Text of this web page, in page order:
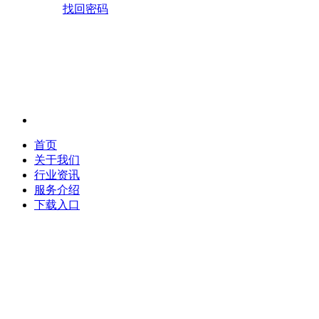
找回密码
首页
关于我们
行业资讯
服务介绍
下载入口